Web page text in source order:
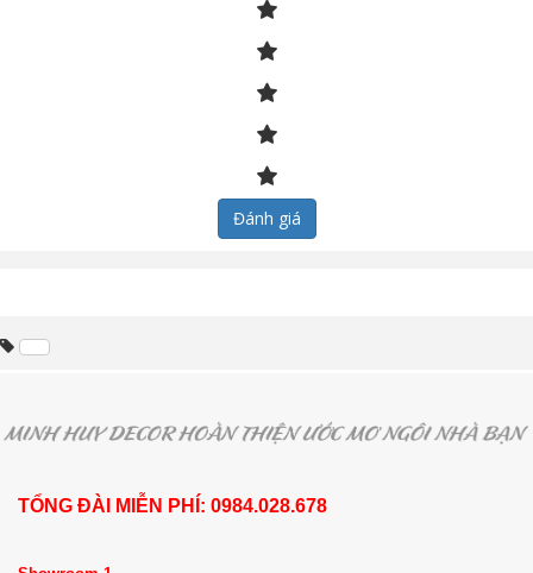
Đánh giá
TỔNG ĐÀI MIỄN PHÍ: 0984.028.678